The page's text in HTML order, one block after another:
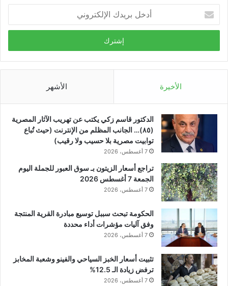
بريدك
الإلكتروني
الأخيرة الأشهر
الدكتور قاسم زكي يكتب عن تهريب الآثار المصرية
(٨٥)… الجانب المظلم من الإنترنت (حيث تُباع
توابيت مصرية بلا حسيب ولا رقيب)
7 أغسطس، 2026
تراجع أسعار الزيتون بـ سوق العبور للجملة اليوم
الجمعة 7 أغسطس 2026
7 أغسطس، 2026
الحكومة تبحث سببل توسيع مبادرة القرية المنتجة
وفق آليات مؤشرات أداء محددة
7 أغسطس، 2026
تثبيت أسعار الخبز السياحي والفينو وشعبة المخابز
ترفض زيادة الـ 12.5%
7 أغسطس، 2026